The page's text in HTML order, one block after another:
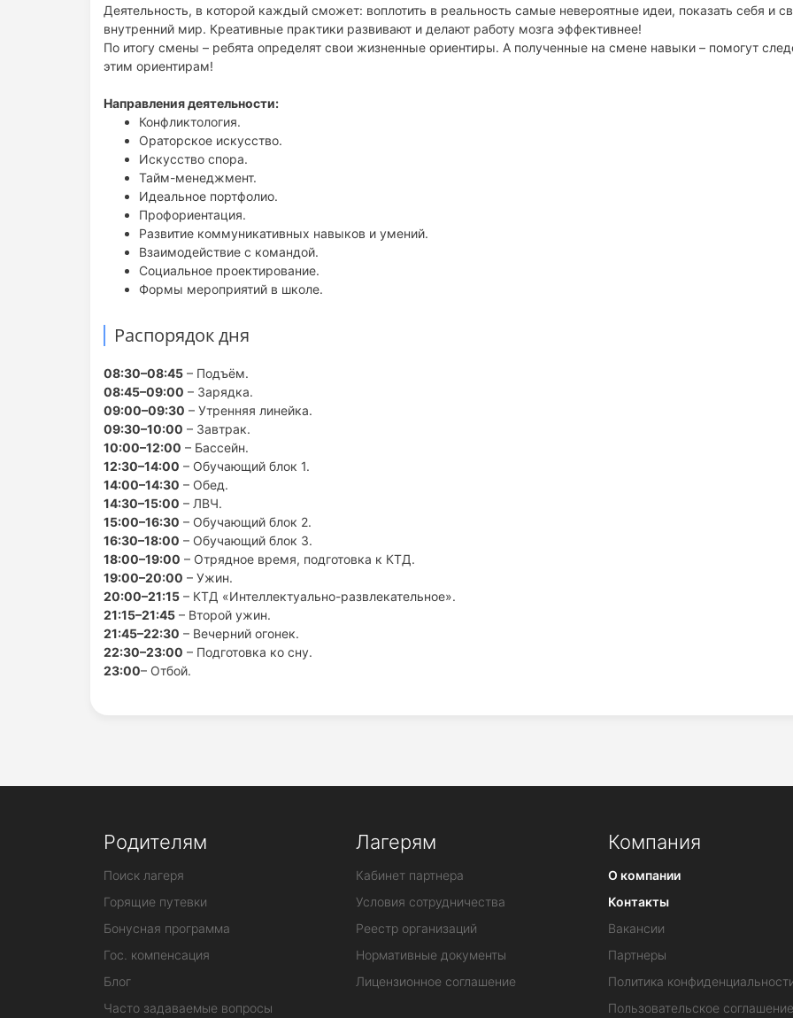
Деятельность, в которой каждый сможет: воплотить в реальность самые невероятные идеи, показать себя и
внутренний мир. Креативные практики развивают и делают работу мозга эффективнее!
По итогу смены – ребята определят свои жизненные ориентиры. А полученные на смене навыки – помогут
этим ориентирам!
Направления деятельности:
Конфликтология.
Ораторское искусство.
Искусство спора.
Тайм-менеджмент.
Идеальное портфолио.
Профориентация.
Развитие коммуникативных навыков и умений.
Взаимодействие с командой.
Социальное проектирование.
Формы мероприятий в школе.
Распорядок дня
08:30–08:45 – Подъём.
08:45–09:00 – Зарядка.
09:00–09:30 – Утренняя линейка.
09:30–10:00 – Завтрак.
10:00–12:00 – Бассейн.
12:30–14:00 – Обучающий блок 1.
14:00–14:30 – Обед.
14:30–15:00 – ЛВЧ.
15:00–16:30 – Обучающий блок 2.
16:30–18:00 – Обучающий блок 3.
18:00–19:00 – Отрядное время, подготовка к КТД.
19:00–20:00 – Ужин.
20:00–21:15 – КТД «Интеллектуально-развлекательное».
21:15–21:45 – Второй ужин.
21:45–22:30 – Вечерний огонек.
22:30–23:00 – Подготовка ко сну.
23:00– Отбой.
Родителям
Поиск лагеря
Горящие путевки
Бонусная программа
Гос. компенсация
Блог
Часто задаваемые вопросы
Лагерям
Кабинет партнера
Условия сотрудничества
Реестр организаций
Нормативные документы
Лицензионное соглашение
Компания
О компании
Контакты
Вакансии
Партнеры
Политика
Пользовательское соглашение